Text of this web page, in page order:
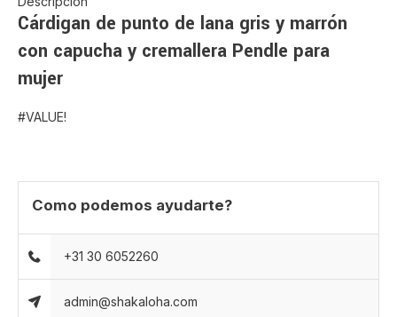
Cárdigan de punto de lana gris y marrón
con capucha y cremallera Pendle para
mujer
#VALUE!
Como podemos ayudarte?
+31 30 6052260
admin@shakaloha.com